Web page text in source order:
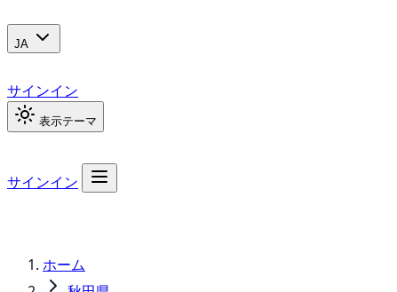
JA
サインイン
表示テーマ
サインイン
ホーム